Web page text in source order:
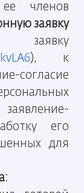
членов
заявку
), к
согласие
его
для